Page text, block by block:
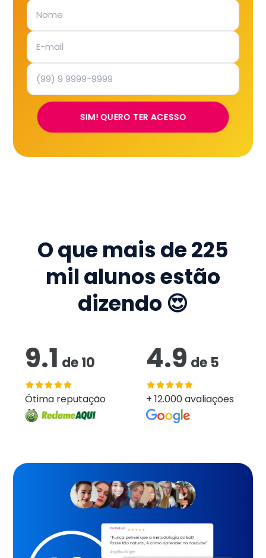
SIM! QUERO TER ACESSO
O que mais de225
mil alunos estão
dizendo 😍
9.1 de10
Ótima reputação
4.9 de 5
+ 12.000 avaliações